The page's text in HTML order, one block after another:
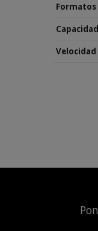
Capacidad
Velocidad